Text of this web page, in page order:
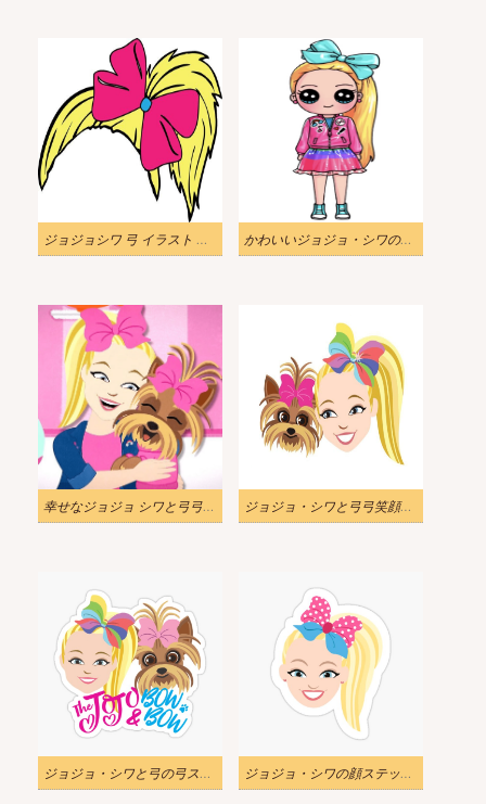
ジョジョシワ 弓 イラスト 無料 かわいいジョジョ・シワの描画pngイラスト
幸せなジョジョ シワと弓弓 png イラスト ジョジョ・シワと弓弓笑顔pngイラスト
ジョジョ・シワと弓の弓ステッカーpngイラスト ジョジョ・シワの顔ステッカーpngイラスト